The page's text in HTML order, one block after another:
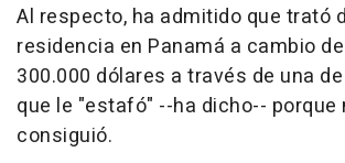
Al respecto, ha admitido que trató
residencia en Panamá a cambio
300.000 dólares a través de una
que le "estafó" --ha dicho-- porque
consiguió.